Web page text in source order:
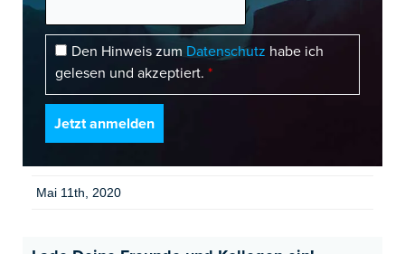
Den Hinweis zum Datenschutz habe ich
gelesen und akzeptiert. *
Mai 11th, 2020